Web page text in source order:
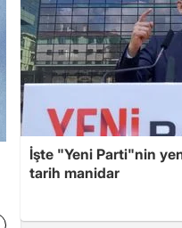
İşte "Yeni Parti"nin
tarih manidar